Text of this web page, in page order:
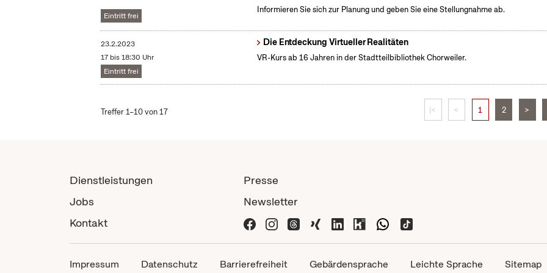
Eintritt frei
Informieren Sie sich zur Planung und geben Sie eine Stellungnahme ab.
23.2.2023
17 bis 18:30 Uhr
Eintritt frei
Die Entdeckung Virtueller Realitäten
VR-Kurs ab 16 Jahren in der Stadtteilbibliothek Chorweiler.
Treffer 1–10 von 17 |< < 1 2 >
Dienstleistungen
Jobs
Kontakt
Presse
Newsletter
Impressum Datenschutz Barrierefreiheit Gebärdensprache Leichte Sprache Sitemap